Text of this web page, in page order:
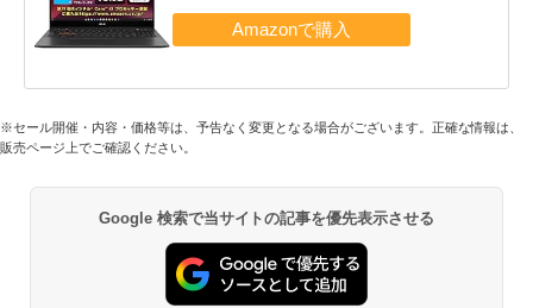
※セール開催・内容・価格等は、予告なく変更となる場合がございます。正確な情報は、
販売ページ上でご確認ください。
Google 検索で当サイトの記事を優先表示させる